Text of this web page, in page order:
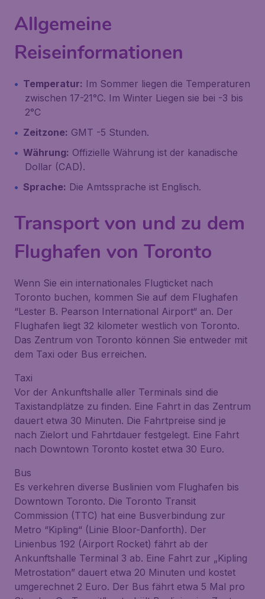
Allgemeine
Reiseinformationen
Temperatur: Im Sommer liegen die Temperaturen
zwischen 17-21°C. Im Winter Liegen sie bei -3 bis
2°C
Zeitzone: GMT -5 Stunden.
Währung: Offizielle Währung ist der kanadische
Dollar (CAD).
Sprache: Die Amtssprache ist Englisch.
Transport von und zu dem
Flughafen von Toronto
Wenn Sie ein internationales Flugticket nach
Toronto buchen, kommen Sie auf dem Flughafen
“Lester B. Pearson International Airport“ an. Der
Flughafen liegt 32 kilometer westlich von Toronto.
Das Zentrum von Toronto können Sie entweder mit
dem Taxi oder Bus erreichen.
Taxi
Vor der Ankunftshalle aller Terminals sind die
Taxistandplätze zu finden. Eine Fahrt in das Zentrum
dauert etwa 30 Minuten. Die Fahrtpreise sind je
nach Zielort und Fahrtdauer festgelegt. Eine Fahrt
nach Downtown Toronto kostet etwa 30 Euro.
Bus
Es verkehren diverse Buslinien vom Flughafen bis
Downtown Toronto. Die Toronto Transit
Commission (TTC) hat eine Busverbindung zur
Metro “Kipling“ (Linie Bloor-Danforth). Der
Linienbus 192 (Airport Rocket) fährt ab der
Ankunftshalle Terminal 3 ab. Eine Fahrt zur „Kipling
Metrostation” dauert etwa 20 Minuten und kostet
umgerechnet 2 Euro. Der Bus fährt etwa 5 Mal pro